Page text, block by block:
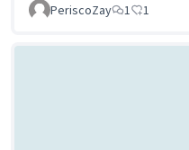
PeriscoZay
1 1